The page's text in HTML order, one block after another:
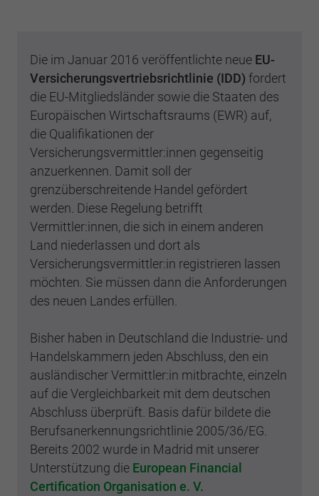
Die im Januar 2016 veröffentlichte neue EU-
Versicherungsvertriebsrichtlinie (IDD) fordert
die EU-Mitgliedsländer sowie die Staaten des
Europäischen Wirtschaftsraums (EWR) auf,
die Qualifikationen der
Versicherungsvermittler:innen gegenseitig
anzuerkennen. Damit soll der
grenzüberschreitende Handel gefördert
werden. Diese Regelung betrifft
Vermittler:innen, die sich in einem anderen
Land niederlassen und dort als
Versicherungsvermittler:in registrieren lassen
möchten. Sie müssen dann die Anforderungen
des neuen Landes erfüllen.
Bisher haben in Deutschland die Industrie- und
Handelskammern jeden Abschluss, den ein
ausländischer Vermittler:in mitbrachte, einzeln
auf die Vergleichbarkeit mit dem deutschen
Abschluss überprüft. Basis dafür bildete die
Berufsanerkennungsrichtlinie 2005/36/EG.
Bereits 2002 wurde in Madrid mit unserer
Unterstützung die European Financial
Certification Organisation e. V.
dies eingestellt hat.
Name fe_typo3_user
Anbieter BWV Rheinland
Laufzeit Sitzungsende
Speicherung der Benutzer-ID bei
Anmeldung über den Webseiten-Login .
Zweck
Sammelt Daten dazu, wie oft ein Benutzer
eine Website besucht hat, sowie Daten für
den ersten und letzten Besuch. Von Google
Analytics verwendet.
Name _gid
Anbieter Google Analytics
Zweck
Registriert eine eindeutige ID, die verwendet
wird, um statistische Daten dazu, wie der
Besucher die Website nutzt, zu generieren.